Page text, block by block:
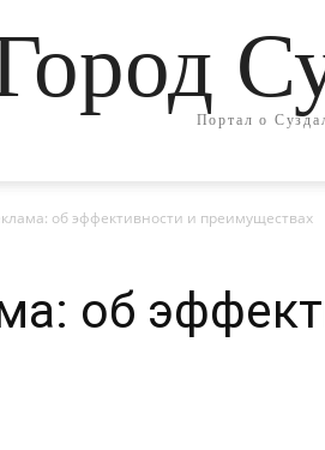
Портал о
об эффективности и преимуществах
об